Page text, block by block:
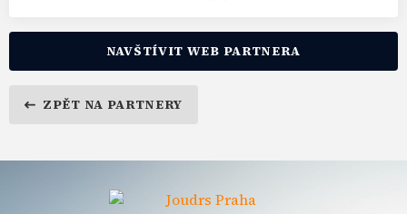
NAVŠTÍVIT WEB PARTNERA
ZPĚT NA PARTNERY